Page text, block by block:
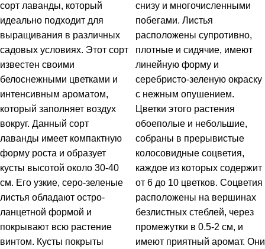
сорт лаванды, который
идеально подходит для
выращивания в различных
садовых условиях. Этот сорт
известен своими
белоснежными цветками и
интенсивным ароматом,
который заполняет воздух
вокруг. Данный сорт
лаванды имеет компактную
форму роста и образует
кусты высотой около 30-40
см. Его узкие, серо-зеленые
листья обладают остро-
ланцетной формой и
покрывают всю растение
винтом. Кусты покрыты
снизу и многочисленными
побегами. Листья
расположены супротивно,
плотные и сидячие, имеют
линейную форму и
серебристо-зеленую окраску
с нежным опушением.
Цветки этого растения
обоеполые и небольшие,
собраны в прерывистые
колосовидные соцветия,
каждое из которых содержит
от 6 до 10 цветков. Соцветия
расположены на вершинах
безлистных стеблей, через
промежутки в 0.5-2 см, и
имеют приятный аромат. Они